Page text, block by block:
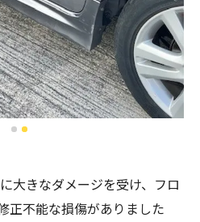
大きなダメージを受け、フロ
正不能な損傷がありました